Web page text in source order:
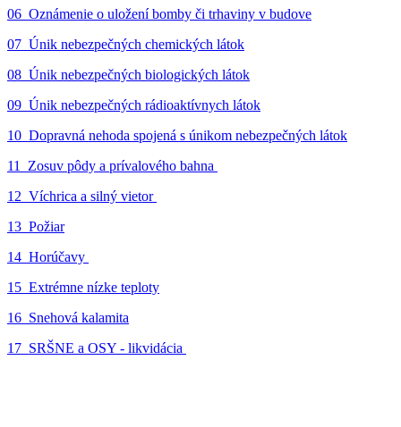
06_Oznámenie o uložení bomby či trhaviny v budove
07_Únik nebezpečných chemických látok
08_Únik nebezpečných biologických látok
09_Únik nebezpečných rádioaktívnych látok
10_Dopravná nehoda spojená s únikom nebezpečných látok
11_Zosuv pôdy a prívalového bahna
12_Víchrica a silný vietor
13_Požiar
14_Horúčavy
15_Extrémne nízke teploty
16_Snehová kalamita
17_SRŠNE a OSY - likvidácia